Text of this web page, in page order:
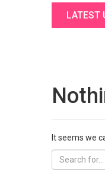
LATEST
It seems we